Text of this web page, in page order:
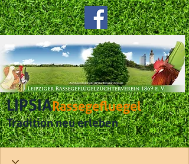
LIPSIARassegefluegel
Tradition neu erleben